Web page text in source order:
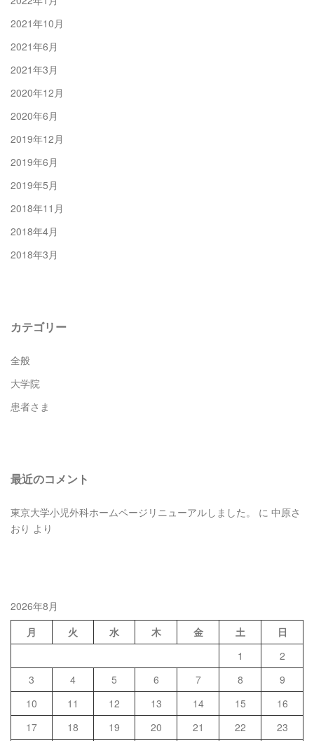
2021年10月
2021年6月
2021年3月
2020年12月
2020年6月
2019年12月
2019年6月
2019年5月
2018年11月
2018年4月
2018年3月
カテゴリー
全般
大学院
患者さま
最近のコメント
東京大学小児外科ホームページリニューアルしました。 に 中原さ
おり より
2026年8月
月
火 水 木 金 土
日
1
2
3
4 5 6 7 8
9
10
11 12 13 14 15
16
17
18 19 20 21 22
23